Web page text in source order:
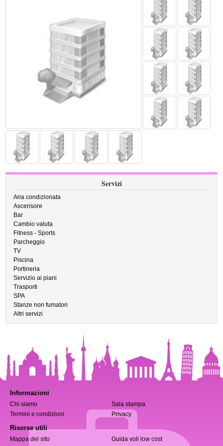
Servizi
Aria condizionata
Ascensore
Bar
Cambio valuta
Fitness - Sports
Parcheggio
TV
Piscina
Portineria
Servizio ai piani
Trasporti
SPA
Stanze non fumatori
Altri servizi
Informazioni
Chi siamo
Sala stampa
Termini e condizioni
Privacy
Risorse utili
Mappa del sito
Guida voli low cost